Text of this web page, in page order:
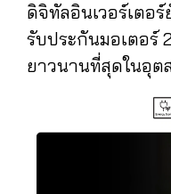
ดิจิทัลอินเวอร์เตอ
รับประกันมอเตอร์
ยาวนานที่สุดในอุต